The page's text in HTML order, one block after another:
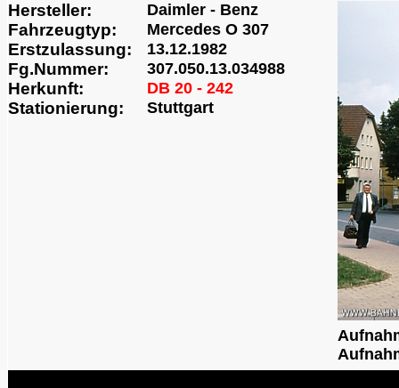
Hersteller: Daimler - Benz
Fahrzeugtyp: Mercedes O 307
Erstzulassung: 13.12.1982
Fg.Nummer: 307.050.13.034988
Herkunft: DB 20 - 242
Stationierung: Stuttgart